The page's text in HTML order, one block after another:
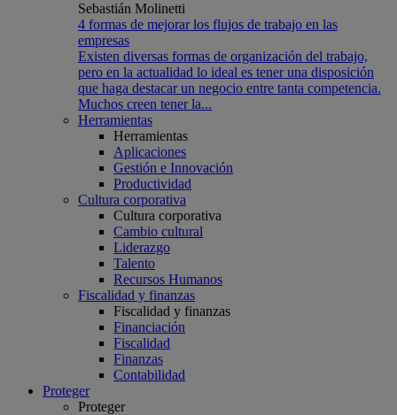
Sebastián Molinetti
4 formas de mejorar los flujos de trabajo en las
empresas
Existen diversas formas de organización del trabajo,
pero en la actualidad lo ideal es tener una disposición
que haga destacar un negocio entre tanta competencia.
Muchos creen tener la...
Herramientas
Herramientas
Aplicaciones
Gestión e Innovación
Productividad
Cultura corporativa
Cultura corporativa
Cambio cultural
Liderazgo
Talento
Recursos Humanos
Fiscalidad y finanzas
Fiscalidad y finanzas
Financiación
Fiscalidad
Finanzas
Contabilidad
Proteger
Proteger